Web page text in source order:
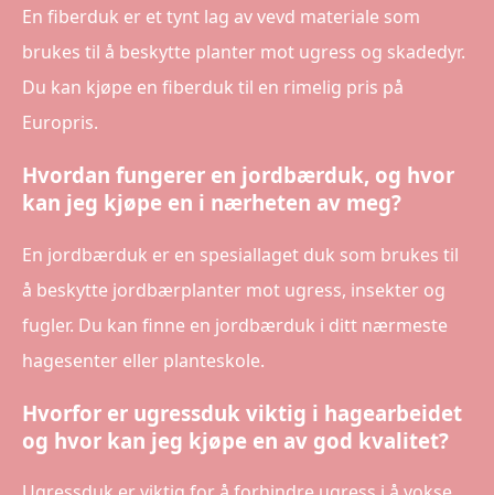
En fiberduk er et tynt lag av vevd materiale som
brukes til å beskytte planter mot ugress og skadedyr.
Du kan kjøpe en fiberduk til en rimelig pris på
Europris.
Hvordan fungerer en jordbærduk, og hvor
kan jeg kjøpe en i nærheten av meg?
En jordbærduk er en spesiallaget duk som brukes til
å beskytte jordbærplanter mot ugress, insekter og
fugler. Du kan finne en jordbærduk i ditt nærmeste
hagesenter eller planteskole.
Hvorfor er ugressduk viktig i hagearbeidet
og hvor kan jeg kjøpe en av god kvalitet?